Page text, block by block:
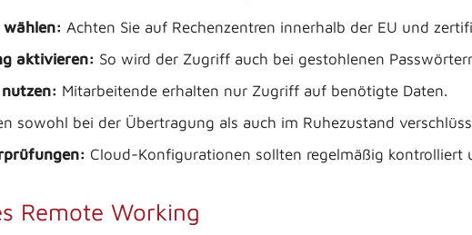
Achten Sie auf Rechenzentren innerhalb der EU und
aktivieren: So wird der Zugriff auch bei gestohlenen
Mitarbeitende erhalten nur Zugriff auf benötigte Daten.
sowohl bei der Übertragung als auch im Ruhezustand
Cloud-Konfigurationen sollten regelmäßig kontrolliert
Remote Working